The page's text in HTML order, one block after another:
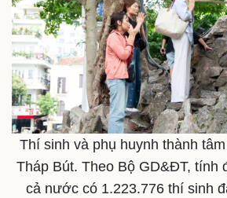
Thí sinh và phụ huynh thành
Tháp Bút. Theo Bộ GD&ĐT, tính
cả nước có 1.223.776 thí sinh